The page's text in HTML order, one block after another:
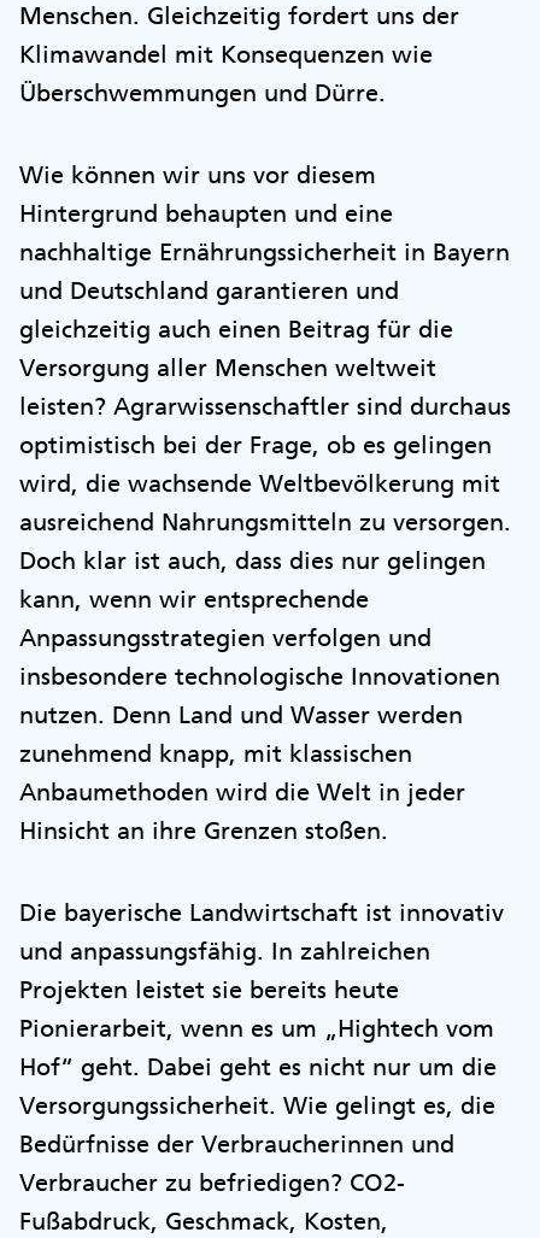
Menschen. Gleichzeitig fordert uns der
Klimawandel mit Konsequenzen wie
Überschwemmungen und Dürre.
Wie können wir uns vor diesem
Hintergrund behaupten und eine
nachhaltige Ernährungssicherheit in Bayern
und Deutschland garantieren und
gleichzeitig auch einen Beitrag für die
Versorgung aller Menschen weltweit
leisten? Agrarwissenschaftler sind durchaus
optimistisch bei der Frage, ob es gelingen
wird, die wachsende Weltbevölkerung mit
ausreichend Nahrungsmitteln zu versorgen.
Doch klar ist auch, dass dies nur gelingen
kann, wenn wir entsprechende
Anpassungsstrategien verfolgen und
insbesondere technologische Innovationen
nutzen. Denn Land und Wasser werden
zunehmend knapp, mit klassischen
Anbaumethoden wird die Welt in jeder
Hinsicht an ihre Grenzen stoßen.
Die bayerische Landwirtschaft ist innovativ
und anpassungsfähig. In zahlreichen
Projekten leistet sie bereits heute
Pionierarbeit, wenn es um „Hightech vom
Hof“ geht. Dabei geht es nicht nur um die
Versorgungssicherheit. Wie gelingt es, die
Bedürfnisse der Verbraucherinnen und
Verbraucher zu befriedigen? CO2-
Fußabdruck, Geschmack, Kosten,